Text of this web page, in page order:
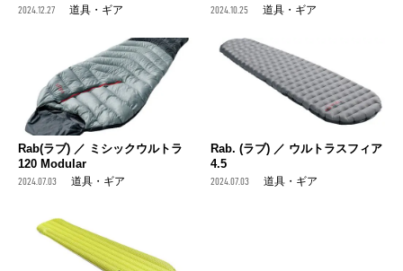
2024.12.27 道具・ギア 2024.10.25 道具・ギア
Rab(ラブ) ／ ミシックウルトラ
120 Modular
2024.07.03 道具・ギア
Rab. (ラブ) ／ ウルトラスフィア
4.5
2024.07.03 道具・ギア